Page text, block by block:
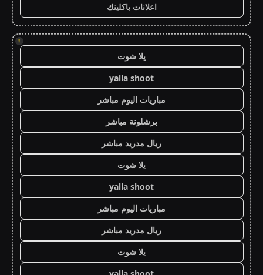
اعلانات باكلينك
!
يلا شوت
yalla shoot
مباريات اليوم مباشر
برشلونة مباشر
ريال مدريد مباشر
يلا شوت
yalla shoot
مباريات اليوم مباشر
ريال مدريد مباشر
يلا شوت